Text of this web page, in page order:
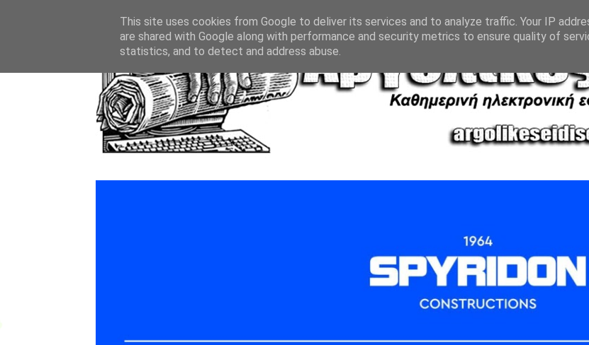
This site uses cookies from Google to deliver its services and to analyze traffic. Your IP
are shared with Google along with performance and security metrics to ensure quality of
statistics, and to detect and address abuse.